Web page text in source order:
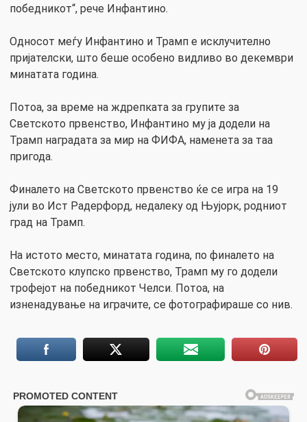
победникот“, рече Инфантино.
Односот меѓу Инфантино и Трамп е исклучително
пријателски, што беше особено видливо во декември
минатата година.
Потоа, за време на ждрепката за групите за
Светското првенство, Инфантино му ја додели на
Трамп наградата за мир на ФИФА, наменета за таа
пригода.
Финалето на Светското првенство ќе се игра на 19
јули во Ист Радерфорд, недалеку од Њујорк, родниот
град на Трамп.
На истото место, минатата година, по финалето на
Светското клупско првенство, Трамп му го додели
трофејот на победникот Челси. Потоа, на
изненадување на играчите, се фотографираше со нив.